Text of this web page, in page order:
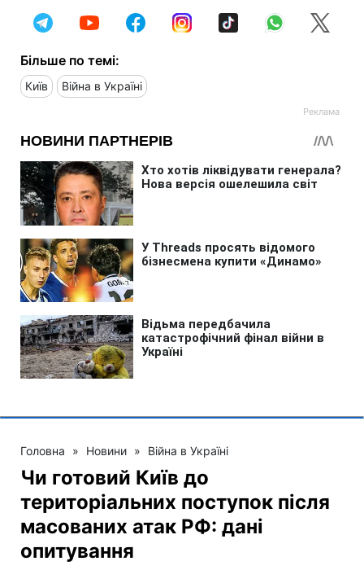
Більше по темі:
Київ Війна в Україні
Головна » Новини » Війна в Україні
Чи готовий Київ до
територіальних поступок після
масованих атак РФ: дані
опитування